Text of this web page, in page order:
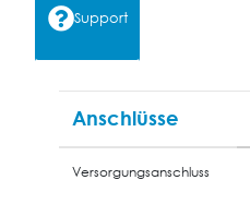
Support
Anschlüsse
Versorgungsanschluss